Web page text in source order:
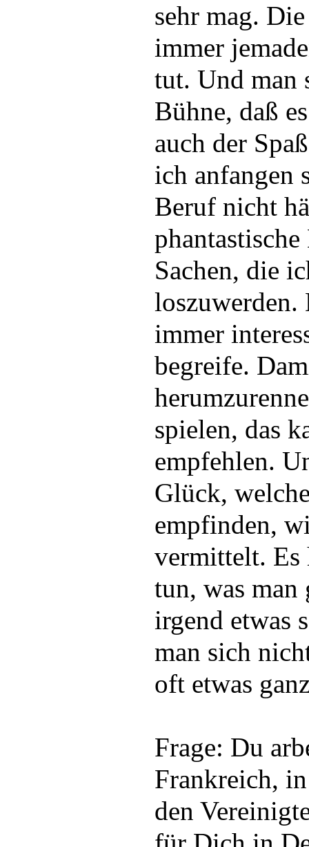
sehr mag.
immer
tut. Und man
Bühne, daß
auch der
ich anfangen
Beruf nicht
Sachen, die
loszuwerden.
immer
begreife.
spielen, das
empfehlen.
Glück,
empfinden,
vermittelt. Es
tun, was man
irgend etwas
man sich
oft etwas
Frage: Du
Frankreich,
den